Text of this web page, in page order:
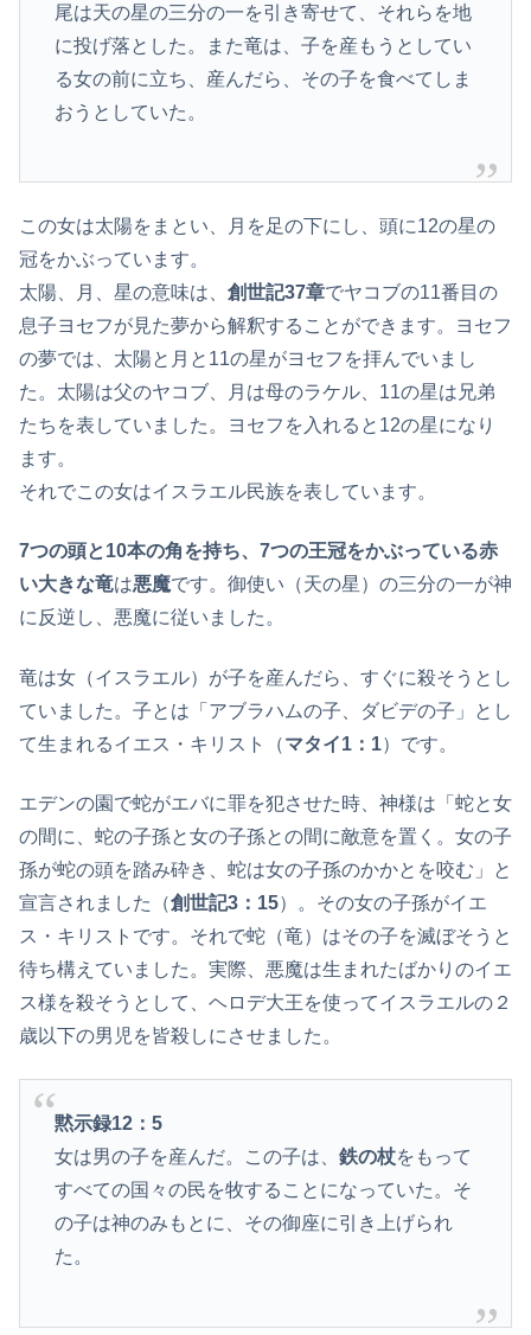
尾は天の星の三分の一を引き寄せて、それらを地
に投げ落とした。また竜は、子を産もうとしてい
る女の前に立ち、産んだら、その子を食べてしま
おうとしていた。
この女は太陽をまとい、月を足の下にし、頭に12の星の
冠をかぶっています。
太陽、月、星の意味は、 創世記37章でヤコブの11番目の
息子ヨセフが見た夢から解釈することができます。ヨセフ
の夢では、太陽と月と11の星がヨセフを拝んでいまし
た。太陽は父のヤコブ、月は母のラケル、11の星は兄弟
たちを表していました。ヨセフを入れると12の星になり
ます。
それでこの女はイスラエル民族を表しています。
7つの頭と10本の角を持ち、7つの王冠をかぶっている赤
い大きな竜は悪魔です。御使い（天の星）の三分の一が神
に反逆し、悪魔に従いました。
竜は女（イスラエル）が子を産んだら、すぐに殺そうとし
ていました。子とは「アブラハムの子、ダビデの子」とし
て生まれるイエス・キリスト（マタイ1：1）です。
エデンの園で蛇がエバに罪を犯させた時、神様は「蛇と女
の間に、蛇の子孫と女の子孫との間に敵意を置く。女の子
孫が蛇の頭を踏み砕き、蛇は女の子孫のかかとを咬む」と
宣言されました（創世記3：15）。その女の子孫がイエ
ス・キリストです。それで蛇（竜）はその子を滅ぼそうと
待ち構えていました。実際、悪魔は生まれたばかりのイエ
ス様を殺そうとして、ヘロデ大王を使ってイスラエルの２
歳以下の男児を皆殺しにさせました。
黙示録12：5
女は男の子を産んだ。この子は、 鉄の杖をもって
すべての国々の民を牧することになっていた。そ
の子は神のみもとに、その御座に引き上げられ
た。